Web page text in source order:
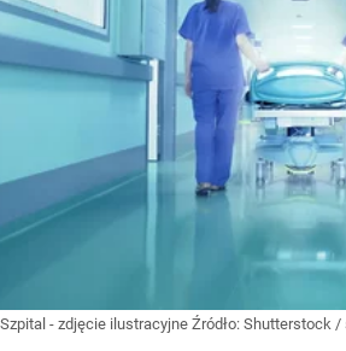
Szpital - zdjęcie ilustracyjne Źródło: Shutterstock /